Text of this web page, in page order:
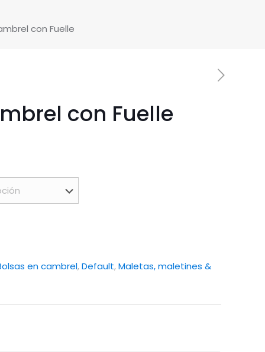
con Fuelle
con Fuelle
en cambrel,Default,Maletas, maletines &